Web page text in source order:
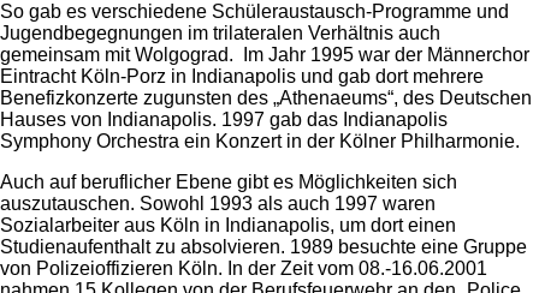
So gab es verschiedene Schüleraustausch-Programme und
Jugendbegegnungen im trilateralen Verhältnis auch
gemeinsam mit Wolgograd. Im Jahr 1995 war der Männerchor
Eintracht Köln-Porz in Indianapolis und gab dort mehrere
Benefizkonzerte zugunsten des „Athenaeums“, des Deutschen
Hauses von Indianapolis. 1997 gab das Indianapolis
Symphony Orchestra ein Konzert in der Kölner Philharmonie.
Auch auf beruflicher Ebene gibt es Möglichkeiten sich
auszutauschen. Sowohl 1993 als auch 1997 waren
Sozialarbeiter aus Köln in Indianapolis, um dort einen
Studienaufenthalt zu absolvieren. 1989 besuchte eine Gruppe
von Polizeioffizieren Köln. In der Zeit vom 08.-16.06.2001